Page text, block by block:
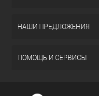
НАШИ ПРЕДЛОЖЕНИЯ
ПОМОЩЬ И СЕРВИСЫ